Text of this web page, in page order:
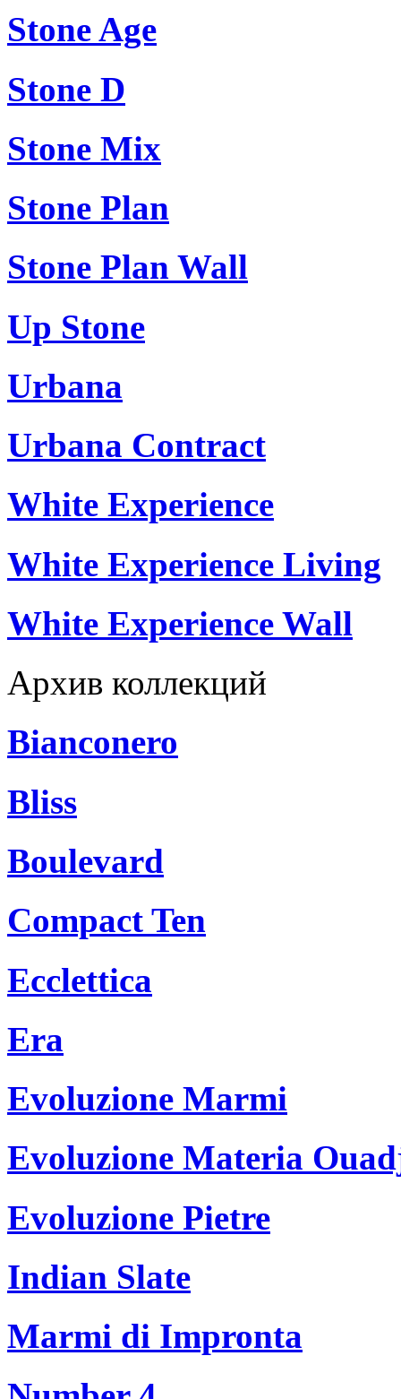
Stone Age
Stone D
Stone Mix
Stone Plan
Stone Plan Wall
Up Stone
Urbana
Urbana Contract
White Experience
White Experience Living
White Experience Wall
Архив коллекций
Bianconero
Bliss
Boulevard
Compact Ten
Ecclettica
Era
Evoluzione Marmi
Evoluzione Materia
Evoluzione Pietre
Indian Slate
Marmi di Impronta